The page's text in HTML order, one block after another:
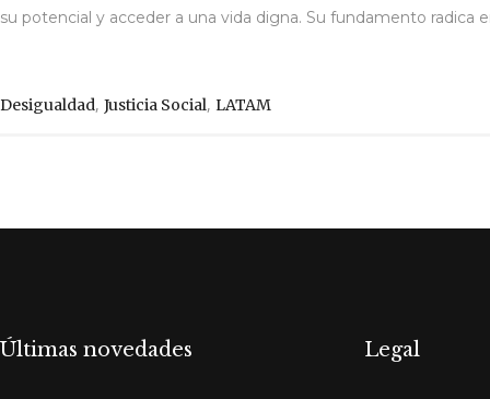
su potencial y acceder a una vida digna. Su fundamento radica
Desigualdad, Justicia Social, LATAM
Últimas novedades Legal